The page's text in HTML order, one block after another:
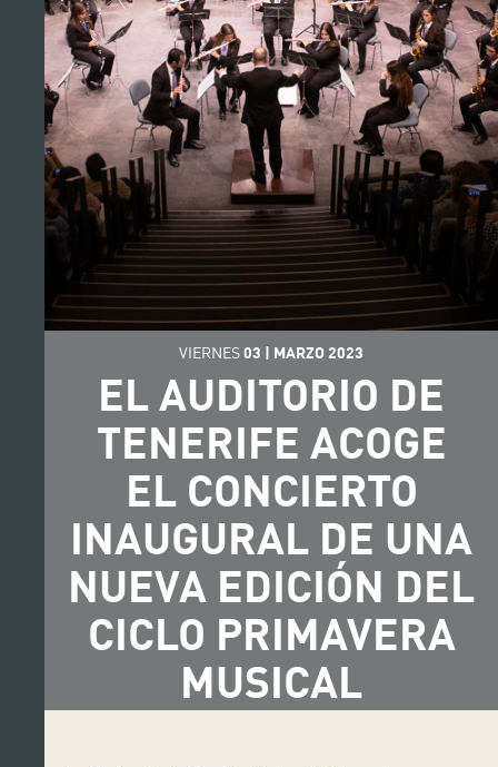
VIERNES03 | MARZO 2023
EL AUDITORIO DE
TENERIFE ACOGE
EL CONCIERTO
INAUGURAL DE UNA
NUEVA EDICIÓN DEL
CICLO PRIMAVERA
MUSICAL